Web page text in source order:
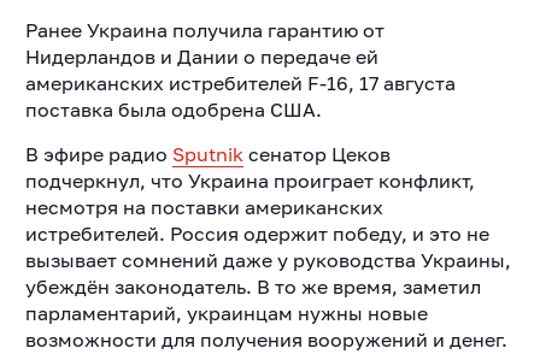
Ранее Украина получила гарантию от
Нидерландов и Дании о передаче ей
американских истребителей F-16, 17 августа
поставка была одобрена США.
В эфире радио Sputnikсенатор Цеков
подчеркнул, что Украина проиграет конфликт,
несмотря на поставки американских
истребителей. Россия одержит победу, и это не
вызывает сомнений даже у руководства Украины,
убеждён законодатель. В то же время, заметил
парламентарий, украинцам нужны новые
возможности для получения вооружений и денег.